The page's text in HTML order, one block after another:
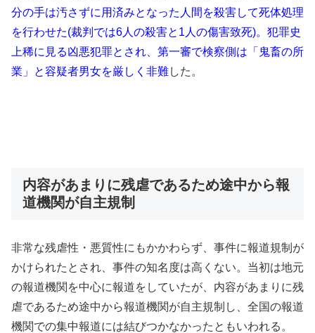
分の手は汚さずに用済みとなった人間を殺害して死体処理
を行わせた(裁判では6人の殺害と1人の傷害致死)。犯罪史
上稀に見る凶悪犯罪とされ、第一審で検察側は「鬼畜の所
業」と容疑者男女を厳しく非難した。
内容があまりに残虐であるため途中から報
道機関が自主規制
非常な残虐性・悪質性にもかかわらず、事件に報道規制が
かけられたとされ、事件の知名度は高くない。当初は地元
の報道機関を中心に報道をしていたが、内容があまりに残
虐であるため途中から報道機関が自主規制し、全国の報道
機関での集中報道には結びつかなかったともいわれる。